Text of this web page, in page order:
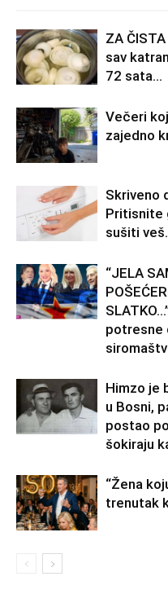
ZA
sav
72 sata…
Večeri
zajedno
Skriveno
Pritisnite
sušiti veš.
“JELA
potresne
Himzo je
u Bosni,
postao
šokiraju
“Žena
trenutak